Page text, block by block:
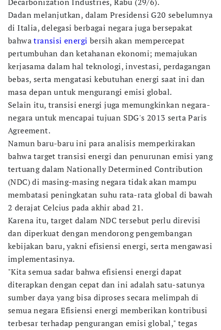
Dadan melanjutkan, dalam Presidensi G20 sebelumnya
di Italia, delegasi berbagai negara juga bersepakat
bahwatransisi energi bersih akan mempercepat
pertumbuhan dan ketahanan ekonomi; memajukan
kerjasama dalam hal teknologi, investasi, perdagangan
bebas, serta mengatasi kebutuhan energi saat ini dan
masa depan untuk mengurangi emisi global.
Selain itu, transisi energi juga memungkinkan negara-
negara untuk mencapai tujuan SDG's 2013 serta Paris
Agreement.
Namun baru-baru ini para analisis memperkirakan
bahwa target transisi energi dan penurunan emisi yang
tertuang dalam Nationally Determined Contribution
(NDC) di masing-masing negara tidak akan mampu
membatasi peningkatan suhu rata-rata global di bawah
2 derajat Celcius pada akhir abad 21.
Karena itu, target dalam NDC tersebut perlu direvisi
dan diperkuat dengan mendorong pengembangan
kebijakan baru, yakni efisiensi energi, serta mengawasi
implementasinya.
"Kita semua sadar bahwa efisiensi energi dapat
diterapkan dengan cepat dan ini adalah satu-satunya
sumber daya yang bisa diproses secara melimpah di
semua negara Efisiensi energi memberikan kontribusi
terbesar terhadap pengurangan emisi global," tegas